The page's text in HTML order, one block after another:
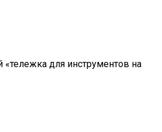
«тележка для инструментов на